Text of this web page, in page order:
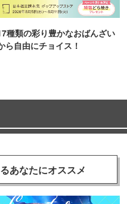
種類の彩り豊かなおばんざい
ら自由にチョイス！
あなたにオススメ